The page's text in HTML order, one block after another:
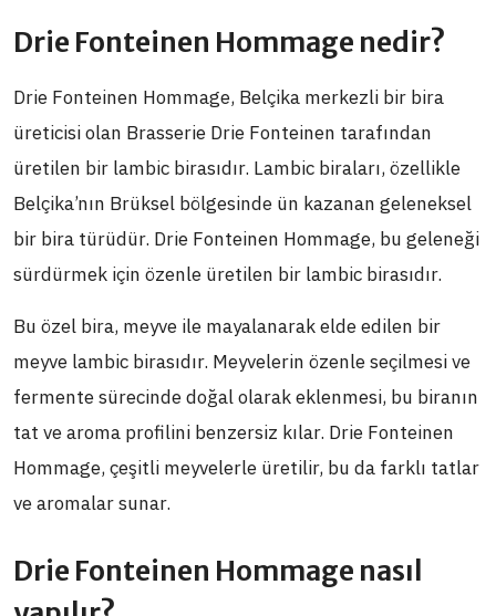
Drie Fonteinen Hommage nedir?
Drie Fonteinen Hommage, Belçika merkezli bir bira
üreticisi olan Brasserie Drie Fonteinen tarafından
üretilen bir lambic birasıdır. Lambic biraları, özellikle
Belçika’nın Brüksel bölgesinde ün kazanan geleneksel
bir bira türüdür. Drie Fonteinen Hommage, bu geleneği
sürdürmek için özenle üretilen bir lambic birasıdır.
Bu özel bira, meyve ile mayalanarak elde edilen bir
meyve lambic birasıdır. Meyvelerin özenle seçilmesi ve
fermente sürecinde doğal olarak eklenmesi, bu biranın
tat ve aroma profilini benzersiz kılar. Drie Fonteinen
Hommage, çeşitli meyvelerle üretilir, bu da farklı tatlar
ve aromalar sunar.
Drie Fonteinen Hommage nasıl